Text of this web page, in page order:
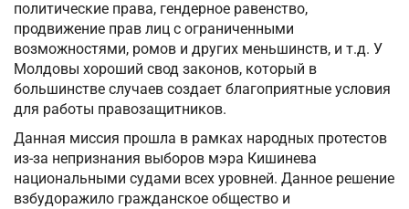
политические права, гендерное равенство,
продвижение прав лиц с ограниченными
возможностями, ромов и других меньшинств, и т.д. У
Молдовы хороший свод законов, который в
большинстве случаев создает благоприятные условия
для работы правозащитников.
Данная миссия прошла в рамках народных протестов
из-за непризнания выборов мэра Кишинева
национальными судами всех уровней. Данное решение
взбудоражило гражданское общество и